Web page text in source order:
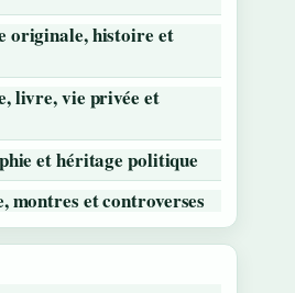
originale, histoire et
livre, vie privée et
et héritage politique
montres et controverses